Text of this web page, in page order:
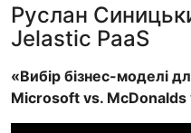
Руслан
Jelastic PaaS
«Вибір бізнес-моделі
Microsoft vs. McDonalds